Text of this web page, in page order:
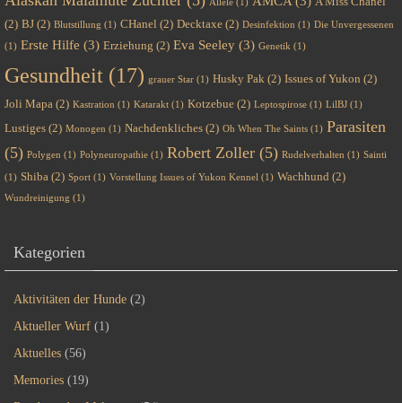
Allele (1)
(2) BJ (2) Blutstillung (1) CHanel (2) Decktaxe (2) Desinfektion (1) Die Unvergessenen
(1) Erste Hilfe (3) Erziehung (2) Eva Seeley (3) Genetik (1)
Gesundheit (17) grauer Star (1) Husky Pak (2) Issues of Yukon (2)
Joli Mapa (2) Kastration (1) Katarakt (1) Kotzebue (2) Leptospirose (1) LilBJ (1)
Lustiges (2) Monogen (1) Nachdenkliches (2) Oh When The Saints (1) Parasiten
(5) Polygen (1) Polyneuropathie (1) Robert Zoller (5) Rudelverhalten (1) Sainti
(1) Shiba (2) Sport (1) Vorstellung Issues of Yukon Kennel (1) Wachhund (2)
Wundreinigung (1)
Kategorien
Aktivitäten der Hunde (2)
Aktueller Wurf (1)
Aktuelles (56)
Memories (19)